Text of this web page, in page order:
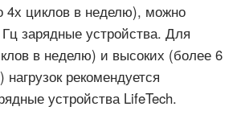
4х циклов в неделю), можно
зарядные устройства. Для
в неделю) и высоких (более 6
рекомендуется
устройства LifeTech.